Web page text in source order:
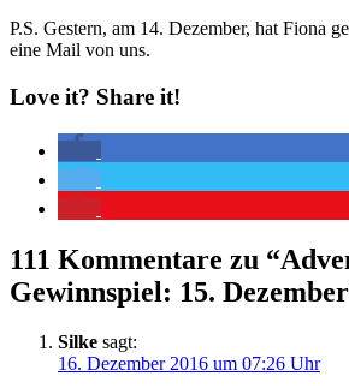
P.S. Gestern, am 14. Dezember, hat Fiona
eine Mail von uns.
Love it? Share it!
111 Kommentare zu “
Gewinnspiel: 15. Dezember
Silke sagt:
16. Dezember 2016 um 07:26 Uhr